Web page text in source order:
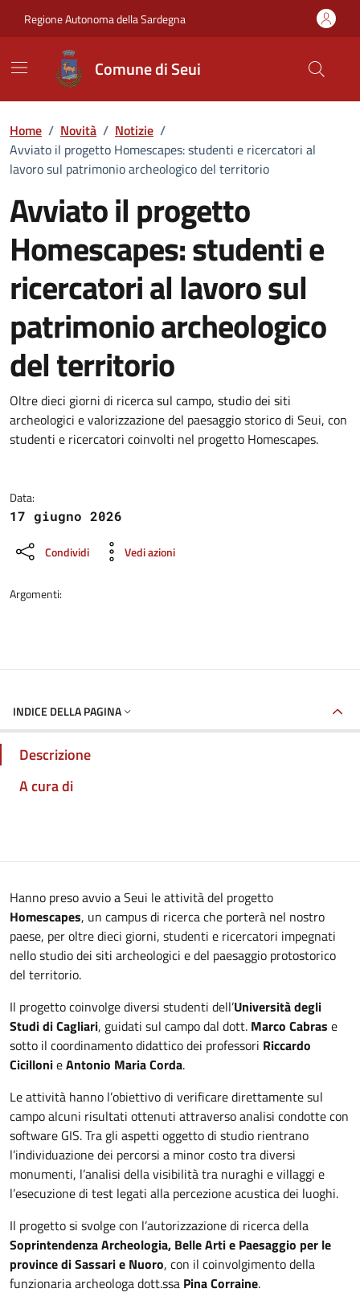
Regione Autonoma della Sardegna
Comune di Seui
Home / Novità / Notizie /
Avviato il progetto Homescapes: studenti e ricercatori al
lavoro sul patrimonio archeologico del territorio
Avviato il progetto
Homescapes: studenti e
ricercatori al lavoro sul
patrimonio archeologico
del territorio
Dettagli della notizia
Oltre dieci giorni di ricerca sul campo, studio dei siti
archeologici e valorizzazione del paesaggio storico di Seui, con
studenti e ricercatori coinvolti nel progetto Homescapes.
Data:
17 giugno 2026
Condividi Vedi azioni
Argomenti:
INDICE DELLA PAGINA
Descrizione
A cura di
Hanno preso avvio a Seui le attività del progetto
Homescapes, un campus di ricerca che porterà nel nostro
paese, per oltre dieci giorni, studenti e ricercatori impegnati
nello studio dei siti archeologici e del paesaggio protostorico
del territorio.
Il progetto coinvolge diversi studenti dell’Università degli
Studi di Cagliari, guidati sul campo dal dott. Marco Cabras e
sotto il coordinamento didattico dei professori Riccardo
CicillonieAntonio Maria Corda.
Le attività hanno l’obiettivo di verificare direttamente sul
campo alcuni risultati ottenuti attraverso analisi condotte con
software GIS. Tra gli aspetti oggetto di studio rientrano
l’individuazione dei percorsi a minor costo tra diversi
monumenti, l’analisi della visibilità tra nuraghi e villaggi e
l’esecuzione di test legati alla percezione acustica dei luoghi.
Il progetto si svolge con l’autorizzazione di ricerca della
Soprintendenza Archeologia, Belle Arti e Paesaggio per le
province di Sassari e Nuoro, con il coinvolgimento della
funzionaria archeologa dott.ssa Pina Corraine.